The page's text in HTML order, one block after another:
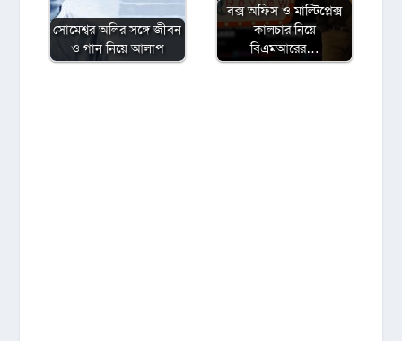
সোমেশ্বর অলির সঙ্গে জীবন
ও গান নিয়ে আলাপ
বক্স অফিস ও মাল্টিপ্লেক্স
কালচার নিয়ে
বিএমআরের…